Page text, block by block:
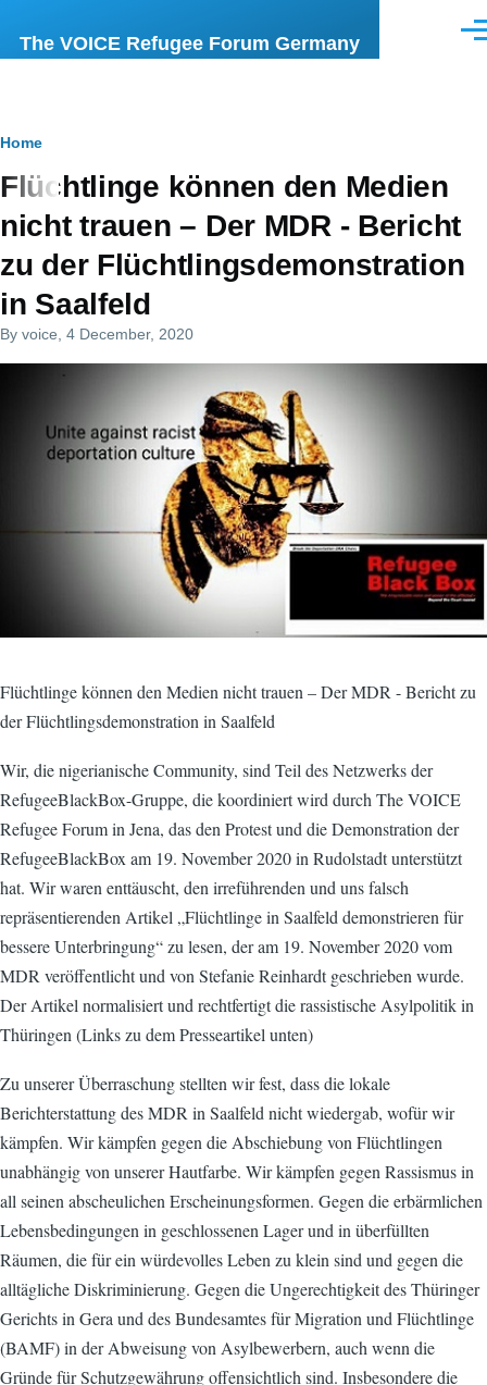
The VOICE Refugee Forum Germany
Breadcrumb
Home
Flüchtlinge können den Medien
nicht trauen – Der MDR - Bericht
zu der Flüchtlingsdemonstration
in Saalfeld
By voice , 4 December, 2020
Flüchtlinge können den Medien nicht trauen – Der MDR - Bericht zu
der Flüchtlingsdemonstration in Saalfeld
Wir, die nigerianische Community, sind Teil des Netzwerks der
RefugeeBlackBox-Gruppe, die koordiniert wird durch The VOICE
Refugee Forum in Jena, das den Protest und die Demonstration der
RefugeeBlackBox am 19. November 2020 in Rudolstadt unterstützt
hat. Wir waren enttäuscht, den irreführenden und uns falsch
repräsentierenden Artikel „Flüchtlinge in Saalfeld demonstrieren für
bessere Unterbringung“ zu lesen, der am 19. November 2020 vom
MDR veröffentlicht und von Stefanie Reinhardt geschrieben wurde.
Der Artikel normalisiert und rechtfertigt die rassistische Asylpolitik in
Thüringen (Links zu dem Presseartikel unten)
Zu unserer Überraschung stellten wir fest, dass die lokale
Berichterstattung des MDR in Saalfeld nicht wiedergab, wofür wir
kämpfen. Wir kämpfen gegen die Abschiebung von Flüchtlingen
unabhängig von unserer Hautfarbe. Wir kämpfen gegen Rassismus in
all seinen abscheulichen Erscheinungsformen. Gegen die erbärmlichen
Lebensbedingungen in geschlossenen Lager und in überfüllten
Räumen, die für ein würdevolles Leben zu klein sind und gegen die
alltägliche Diskriminierung. Gegen die Ungerechtigkeit des Thüringer
Gerichts in Gera und des Bundesamtes für Migration und Flüchtlinge
(BAMF) in der Abweisung von Asylbewerbern, auch wenn die
Gründe für Schutzgewährung offensichtlich sind. Insbesondere die